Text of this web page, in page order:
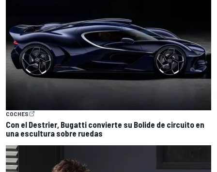
COCHES
Con el Destrier, Bugatti convierte su Bolide de circuito en
una escultura sobre ruedas